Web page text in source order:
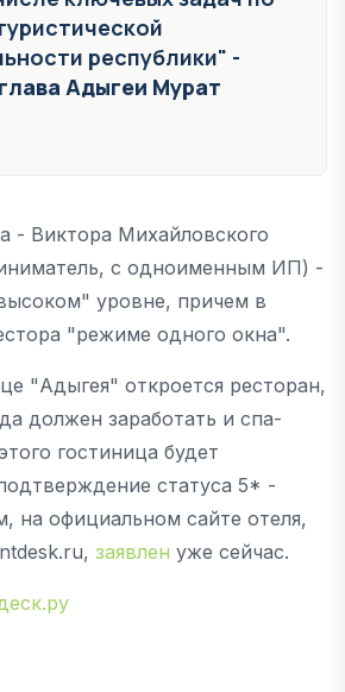
республики" -
глава Адыгеи Мурат
- Виктора Михайловского
с одноименным ИП) -
уровне, причем в
"режиме одного окна".
"Адыгея" откроется ресторан,
должен заработать и спа-
гостиница будет
статуса 5* -
на официальном сайте отеля,
заявлен уже сейчас.